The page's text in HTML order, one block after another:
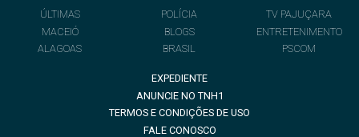
ÚLTIMAS
MACEIÓ
ALAGOAS
POLÍCIA
BLOGS
BRASIL
TV PAJUÇARA
ENTRETENIMENTO
PSCOM
EXPEDIENTE
ANUNCIE NO TNH1
TERMOS E CONDIÇÕES DE USO
FALE CONOSCO